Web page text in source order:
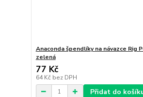
Anaconda špendlíky na návazce Rig
zelená
77 Kč
64 Kč bez DPH
Přidat do